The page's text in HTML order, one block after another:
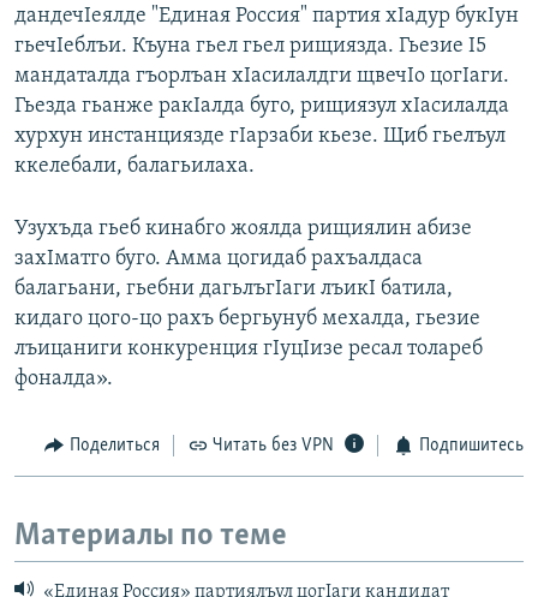
дандечIеялде "Единая Россия" партия хIадур букIун
гьечIеблъи. Къуна гьел гьел рищиязда. Гьезие I5
мандаталда гъорлъан хIасилалдги щвечIо цогIаги.
Гьезда гьанже ракIалда буго, рищиязул хIасилалда
хурхун инстанциязде гIарзаби кьезе. Щиб гьелъул
ккелебали, балагьилаха.
Узухъда гьеб кинабго жоялда рищиялин абизе
захIматго буго. Амма цогидаб рахъалдаса
балагьани, гьебни дагьлъгIаги лъикI батила,
кидаго цого-цо рахъ бергьунуб мехалда, гьезие
лъицаниги конкуренция гIуцIизе ресал толареб
фоналда».
Поделиться Читать без VPN Подпишитесь
Материалы по теме